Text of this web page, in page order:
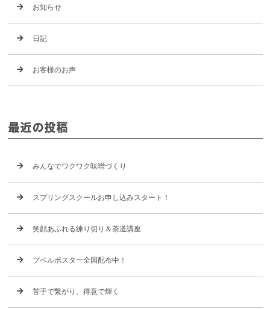
お知らせ
日記
お客様のお声
最近の投稿
みんなでワクワク味噌づくり
スプリングスクールお申し込みスタート！
笑顔あふれる練り切り＆茶道講座
プペルポスター全国配布中！
苦手で繋がり、得意で輝く